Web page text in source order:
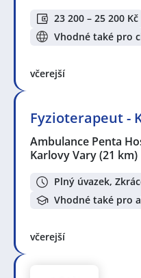
23 200 – 25 200 Kč
Vhodné také pro
včerejší
Fyzioterapeut -
Ambulance Penta
Karlovy Vary(21 km)
Plný úvazek,
Vhodné také pro
včerejší